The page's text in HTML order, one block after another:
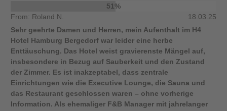
51%
From: Roland N.
18.03.25
Sehr geehrte Damen und Herren, mein Aufenthalt im H4
Hotel Hamburg Bergedorf war leider eine herbe
Enttäuschung. Das Hotel weist gravierenste Mängel auf,
insbesondere in Bezug auf Sauberkeit und den Zustand
der Zimmer. Es ist inakzeptabel, dass zentrale
Einrichtungen wie die Executive Lounge, die Sauna und
das Restaurant geschlossen waren – ohne vorherige
Information. Als ehemaliger F&B Manager mit jahrelanger